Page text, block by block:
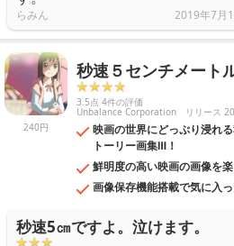
らみん 2019年7月
240円
秒速５センチメート
3.5点 4件の評価
Unbalance Corporation リリース
映画の世界にどっぷり浸れ
トーリー画集Ⅲ！
鮮明度の高い映画の画像を楽
画像保存機能搭載で気に入
秒速5㎝ですよ。泣けます。